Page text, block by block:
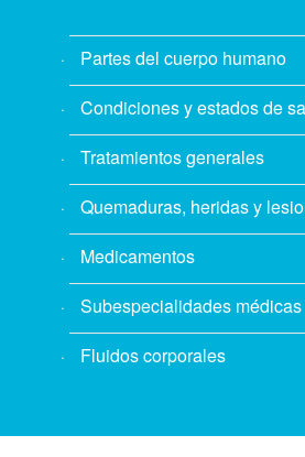
Partes del cuerpo humano
Condiciones y estados de
Tratamientos generales
Quemaduras, heridas y
Medicamentos
Subespecialidades médicas
Fluidos corporales